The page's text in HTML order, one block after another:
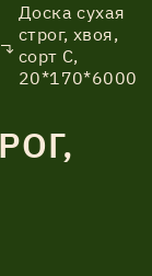
р-н, пос.
Доска сухая
строг, хвоя,
сорт С,
20*170*6000